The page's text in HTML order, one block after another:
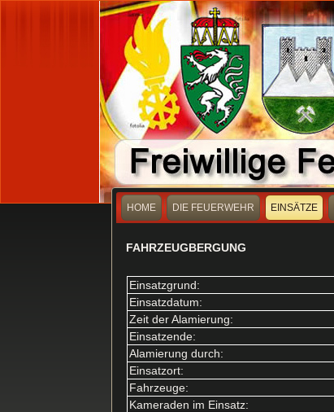
HOME DIE FEUERWEHR EINSÄTZE
FAHRZEUGBERGUNG
Einsatzgrund:
Einsatzdatum:
Zeit der Alamierung:
Einsatzende:
Alamierung durch:
Einsatzort:
Fahrzeuge:
Kameraden im Einsatz: